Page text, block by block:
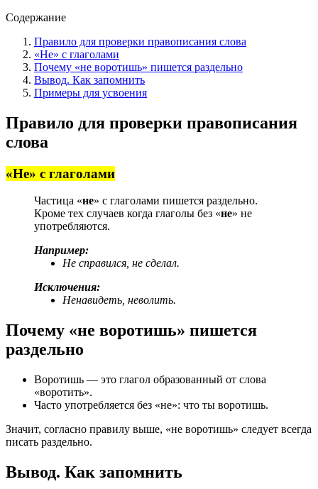
Содержание
Правило для проверки правописания слова
«Не» с глаголами
Почему «не воротишь» пишется раздельно
Вывод. Как запомнить
Примеры для усвоения
Правило для проверки правописания
слова
«Не» с глаголами
Частица «не» с глаголами пишется раздельно.
Кроме тех случаев когда глаголы без «не» не
употребляются.
Например:
Не справился, не сделал.
Исключения:
Ненавидеть, неволить.
Почему «не воротишь» пишется
раздельно
Воротишь — это глагол образованный от слова
«воротить».
Часто употребляется без «не»: что ты воротишь.
Значит, согласно правилу выше, «не воротишь» следует всегда
писать раздельно.
Вывод. Как запомнить